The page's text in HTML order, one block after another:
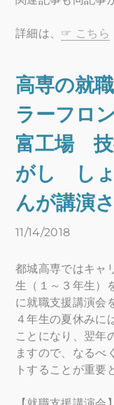
詳細は、 ☞ こちら
高専の就
ラーフロ
富工場
がし しょ
んが講演
11/14/2018
都城高専ではキャ
生（１～３年生）
に就職支援講演会
４年生の夏休みに
ことになり、翌年
ますので、なるべ
トすることが重要